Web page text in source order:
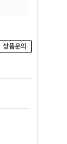
상품문의